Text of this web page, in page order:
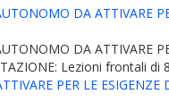
DA ATTIVARE
DA ATTIVARE
Lezioni frontali di
PER LE